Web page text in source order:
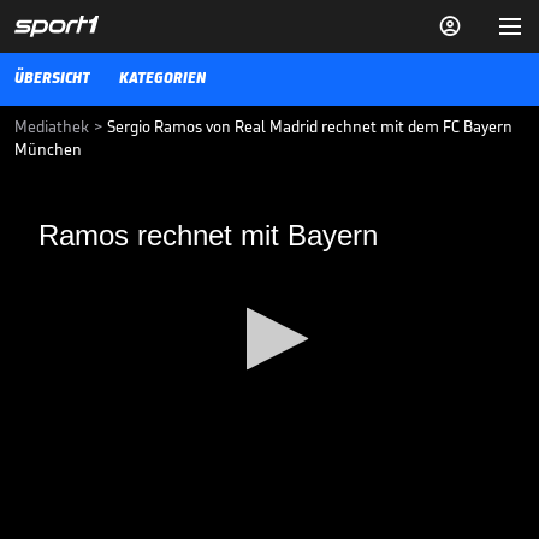


ÜBERSICHT KATEGORIEN
Mediathek > Sergio Ramos von Real Madrid rechnet mit dem FC Bayern
München
Ramos rechnet mit Bayern
Ramos rechnet mit Bayern